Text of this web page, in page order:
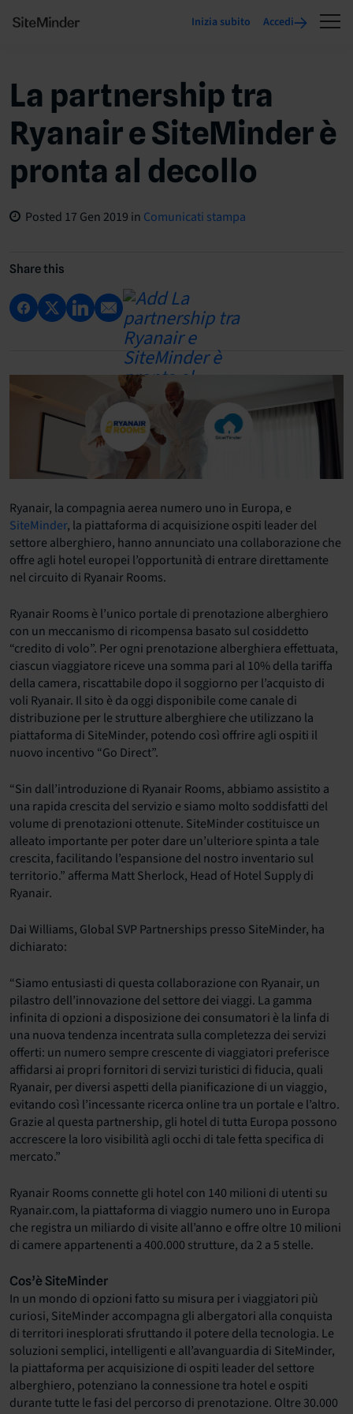
Inizia subito Accedi
La partnership tra
Ryanair e SiteMinder è
pronta al decollo
Posted 17 Gen 2019 in Comunicati stampa
Share this
Ryanair, la compagnia aerea numero uno in Europa, e
SiteMinder, la piattaforma di acquisizione ospiti leader del
settore alberghiero, hanno annunciato una collaborazione che
offre agli hotel europei l’opportunità di entrare direttamente
nel circuito di Ryanair Rooms.
Ryanair Rooms è l’unico portale di prenotazione alberghiero
con un meccanismo di ricompensa basato sul cosiddetto
“credito di volo”. Per ogni prenotazione alberghiera effettuata,
ciascun viaggiatore riceve una somma pari al 10% della tariffa
della camera, riscattabile dopo il soggiorno per l’acquisto di
voli Ryanair. Il sito è da oggi disponibile come canale di
distribuzione per le strutture alberghiere che utilizzano la
piattaforma di SiteMinder, potendo così offrire agli ospiti il
nuovo incentivo “Go Direct”.
“Sin dall’introduzione di Ryanair Rooms, abbiamo assistito a
una rapida crescita del servizio e siamo molto soddisfatti del
volume di prenotazioni ottenute. SiteMinder costituisce un
alleato importante per poter dare un’ulteriore spinta a tale
crescita, facilitando l’espansione del nostro inventario sul
territorio.” afferma Matt Sherlock, Head of Hotel Supply di
Ryanair.
Dai Williams, Global SVP Partnerships presso SiteMinder, ha
dichiarato:
“Siamo entusiasti di questa collaborazione con Ryanair, un
pilastro dell’innovazione del settore dei viaggi. La gamma
infinita di opzioni a disposizione dei consumatori è la linfa di
una nuova tendenza incentrata sulla completezza dei servizi
offerti: un numero sempre crescente di viaggiatori preferisce
affidarsi ai propri fornitori di servizi turistici di fiducia, quali
Ryanair, per diversi aspetti della pianificazione di un viaggio,
evitando così l’incessante ricerca online tra un portale e l’altro.
Grazie al questa partnership, gli hotel di tutta Europa possono
accrescere la loro visibilità agli occhi di tale fetta specifica di
mercato.”
Ryanair Rooms connette gli hotel con 140 milioni di utenti su
Ryanair.com, la piattaforma di viaggio numero uno in Europa
che registra un miliardo di visite all’anno e offre oltre 10 milioni
di camere appartenenti a 400.000 strutture, da 2 a 5 stelle.
Cos’è SiteMinder
In un mondo di opzioni fatto su misura per i viaggiatori più
curiosi, SiteMinder accompagna gli albergatori alla conquista
di territori inesplorati sfruttando il potere della tecnologia. Le
soluzioni semplici, intelligenti e all’avanguardia di SiteMinder,
la piattaforma per acquisizione di ospiti leader del settore
alberghiero, potenziano la connessione tra hotel e ospiti
durante tutte le fasi del percorso di prenotazione. Oltre 30.000